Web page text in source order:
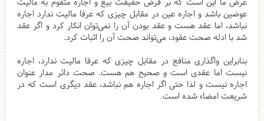
عوضین باشد و اجاره عین در مقابل چیزی که عرفا مالیت ندارد اجاره
نباشد، اما عقد هست و عقد بودن آن را نمی‌توان انکار کرد و اگر عقد
شد با ادله صحت عقود، می‌تواند صحت آن را اثبات کرد.
بنابراین واگذاری منافع در مقابل چیزی که عرفا مالیت ندارد، اجاره
نیست اما عقدی است و صحیح هم هست. صحت دائر مدار عنوان
اجاره نیست و لذا حتی اگر اجاره هم نباشد، عقد دیگری است که در
شریعت امضاء شده است.